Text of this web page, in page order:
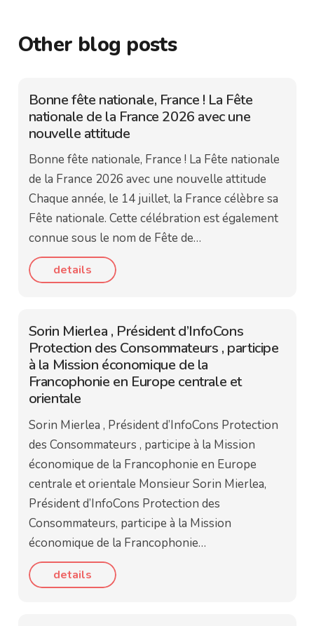
Other blog posts
Bonne fête nationale, France ! La Fête
nationale de la France 2026 avec une
nouvelle attitude
Bonne fête nationale, France ! La Fête nationale
de la France 2026 avec une nouvelle attitude
Chaque année, le 14 juillet, la France célèbre sa
Fête nationale. Cette célébration est également
connue sous le nom de Fête de…
details
Sorin Mierlea , Président d’InfoCons
Protection des Consommateurs , participe
à la Mission économique de la
Francophonie en Europe centrale et
orientale
Sorin Mierlea , Président d’InfoCons Protection
des Consommateurs , participe à la Mission
économique de la Francophonie en Europe
centrale et orientale Monsieur Sorin Mierlea,
Président d’InfoCons Protection des
Consommateurs, participe à la Mission
économique de la Francophonie…
details